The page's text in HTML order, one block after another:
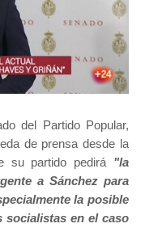
del Partido Popular,
de prensa desde la
su partido pedirá "la
a Sánchez para
la posible
en el caso